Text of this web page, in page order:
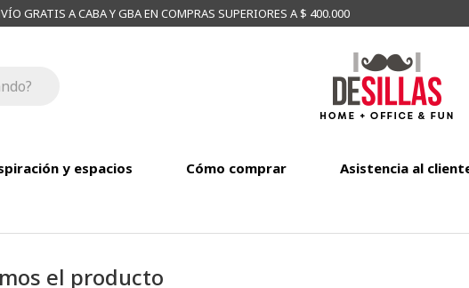
GRATIS A CABA Y GBA EN COMPRAS SUPERIORES A $ 400.000
y espacios Cómo comprar Asistencia al
el producto